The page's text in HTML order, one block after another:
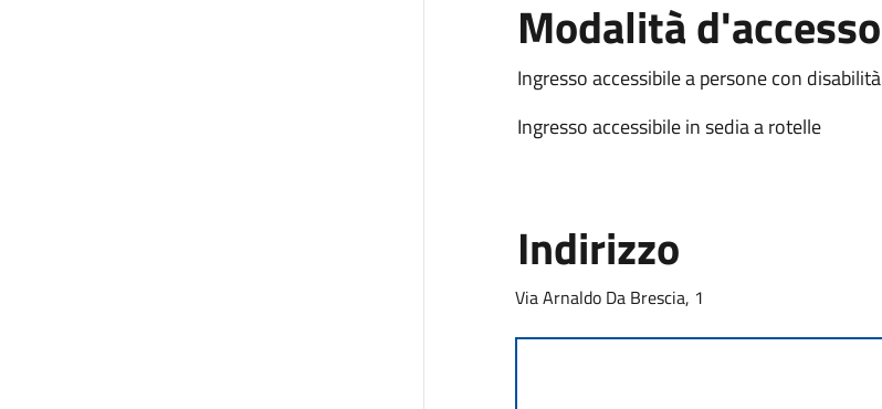
Modalità d'accesso
Ingresso accessibile a persone con disabilità
Ingresso accessibile in sedia a rotelle
Indirizzo
Via Arnaldo Da Brescia, 1